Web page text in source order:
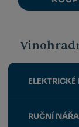
RUČNÍ